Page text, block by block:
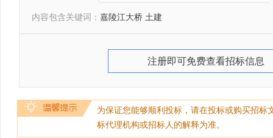
内容包含关键词： 嘉陵江大桥 土建
注册即可免费查看招标信息
为保证您能够顺利投标，请在投标或购买招
标代理机构或招标人的解释为准。